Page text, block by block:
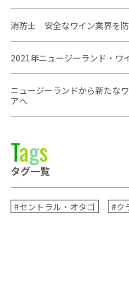
消防士 安全なワイン業界を
2021年ニュージーランド・ワ
ニュージーランドから新たな
アへ
Tags
タグ一覧
#セントラル・オタゴ #ク